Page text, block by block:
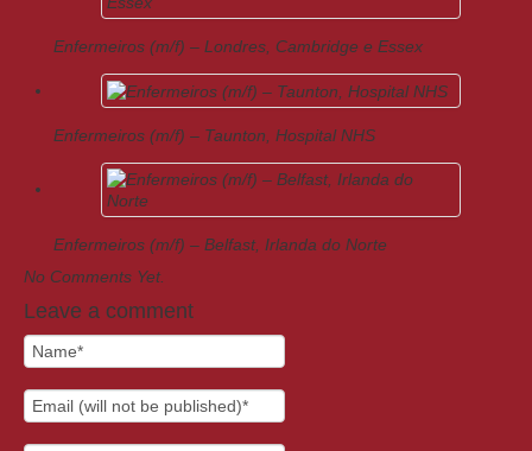
Enfermeiros (m/f) – Londres, Cambridge e Essex
Enfermeiros (m/f) – Taunton, Hospital NHS
Enfermeiros (m/f) – Belfast, Irlanda do Norte
No Comments Yet.
Leave a comment